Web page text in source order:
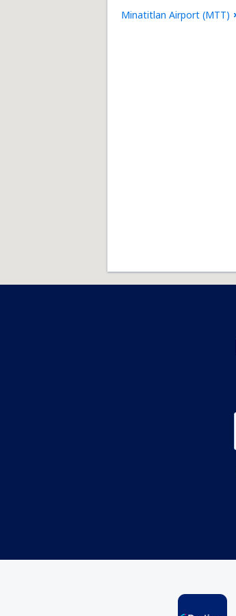
Minatitlan Airport (MTT)